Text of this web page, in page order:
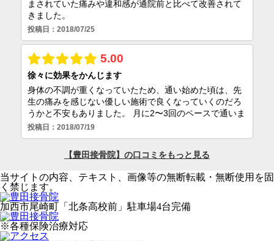
当サイトの内容、テキスト、画像等の無断転載・無断使用を固
く禁じます。
加西市尾崎町「北条高校前」駐車場4台完備
※各種保険治療対応